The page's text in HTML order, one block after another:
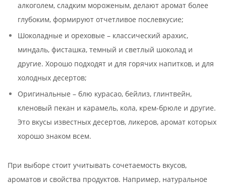
алкоголем, сладким мороженым, делают аромат более
глубоким, формируют отчетливое послевкусие;
Шоколадные и ореховые – классический арахис,
миндаль, фисташка, темный и светлый шоколад и
другие. Хорошо подходят и для горячих напитков, и для
холодных десертов;
Оригинальные – блю курасао, бейлиз, глинтвейн,
кленовый пекан и карамель, кола, крем-брюле и другие.
Это вкусы известных десертов, ликеров, аромат которых
хорошо знаком всем.
При выборе стоит учитывать сочетаемость вкусов,
ароматов и свойства продуктов. Например, натуральное